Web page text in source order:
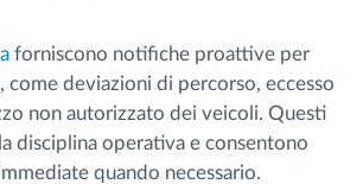
forniscono notifiche proattive per
deviazioni di percorso, eccesso
non autorizzato dei veicoli. Questi
disciplina operativa e consentono
quando necessario.